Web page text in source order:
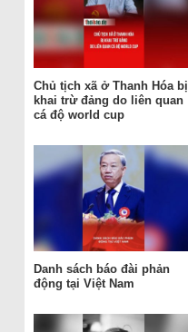
Chủ tịch xã ở Thanh Hóa bị
khai trừ đảng do liên quan
cá độ world cup
Danh sách báo đài phản
động tại Việt Nam